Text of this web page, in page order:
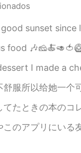
Please enjoy the golden sunset🌇🌞
remember this song from the movie Oliver?
cake with cherries 🍒 viola recipe is 2 x
It looked so uncomfortable for her to be sleeping this
初に、5級と4級を★【みんなの日本語】★という本で、インドで、自分で勉強しました。今そ
クではないように思ってきました。皆さん、いつも優しいことを言ってくれてありがとうござい